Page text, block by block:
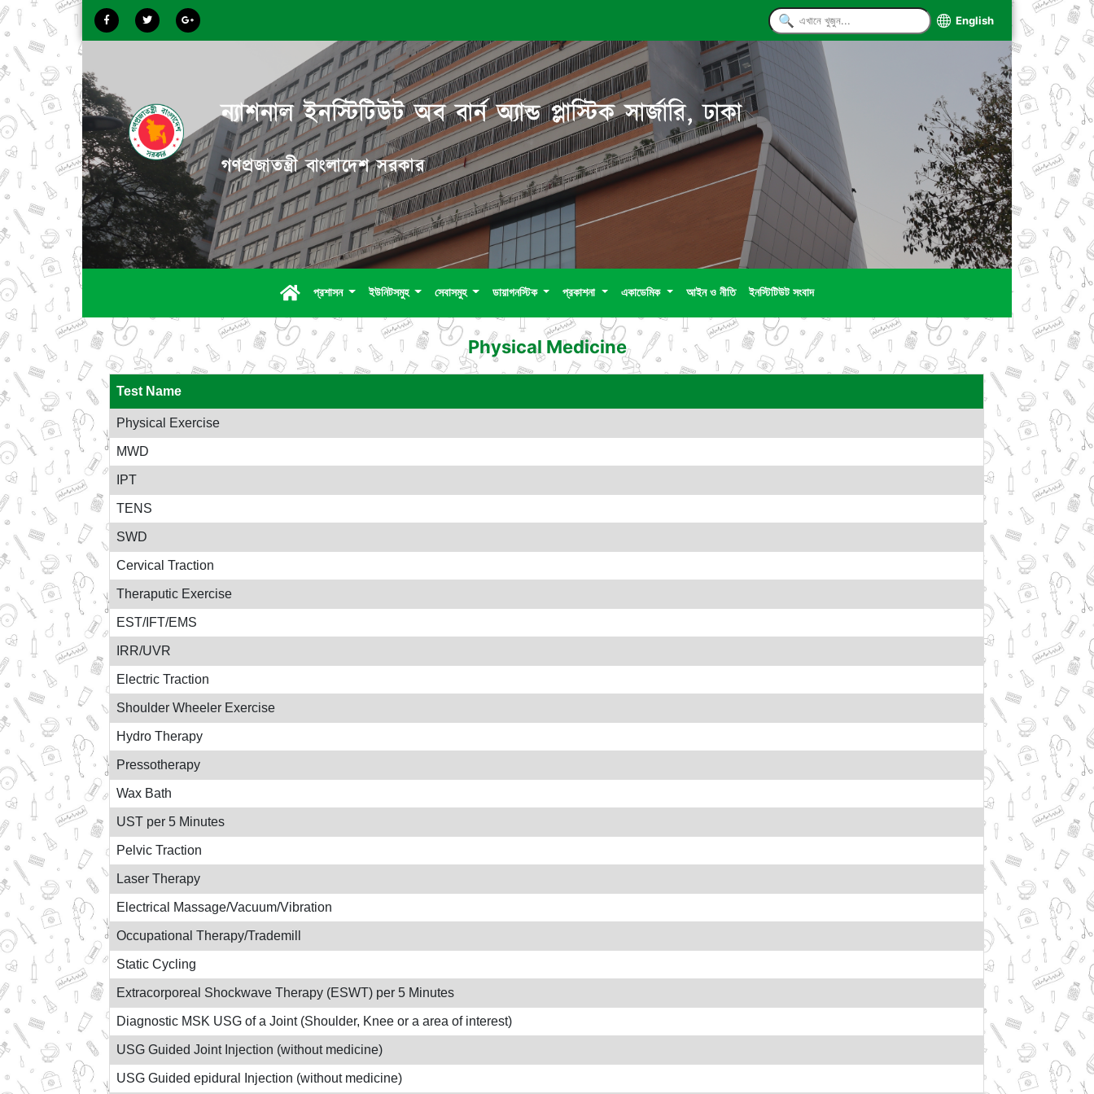
English
ন্যাশনাল ইনস্টিটিউট অব বার্ন অ্যান্ড প্লাস্টিক সার্জারি, ঢাকা
গণপ্রজাতন্ত্রী বাংলাদেশ সরকার
প্রশাসন ইউনিটসমুহ সেবাসমুহ ডায়াগনস্টিক প্রকাশনা একাডেমিক আইন ও নীতি ইনস্টিটিউট সংবাদ
Physical Medicine
Test Name
Physical Exercise
MWD
IPT
TENS
SWD
Cervical Traction
Theraputic Exercise
EST/IFT/EMS
IRR/UVR
Electric Traction
Shoulder Wheeler Exercise
Hydro Therapy
Pressotherapy
Wax Bath
UST per 5 Minutes
Pelvic Traction
Laser Therapy
Electrical Massage/Vacuum/Vibration
Occupational Therapy/Trademill
Static Cycling
Extracorporeal Shockwave Therapy (ESWT) per 5 Minutes
Diagnostic MSK USG of a Joint (Shoulder, Knee or a area of interest)
USG Guided Joint Injection (without medicine)
USG Guided epidural Injection (without medicine)